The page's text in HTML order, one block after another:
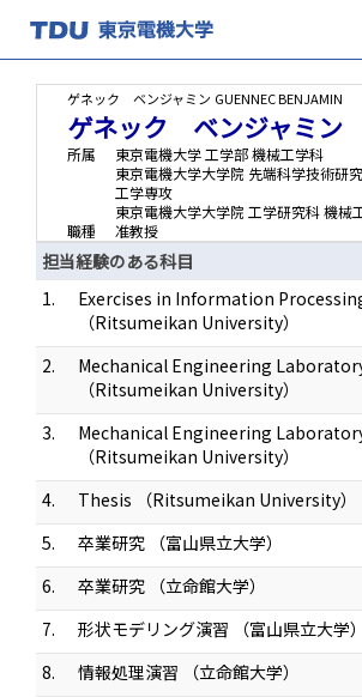
ゲネック ベンジャミン GUENNEC BENJAMIN
ゲネック ベンジャミン
所属
東京電機大学 工学部 機械工学科
東京電機大学大学院 先端科学技術研
工学専攻
東京電機大学大学院 工学研究科 機械
職種
准教授
担当経験のある科目
1.
Exercises in Information
（Ritsumeikan University）
2.
Mechanical Engineering
（Ritsumeikan University）
3.
Mechanical Engineering
（Ritsumeikan University）
4.
Thesis （Ritsumeikan University）
5.
卒業研究 （富山県立大学）
6.
卒業研究 （立命館大学）
7.
形状モデリング演習 （富山県立大学）
8.
情報処理演習 （立命館大学）